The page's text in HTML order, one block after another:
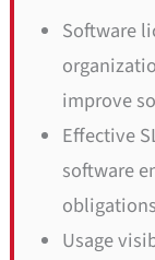
Software
improve
Effective
software
Usage